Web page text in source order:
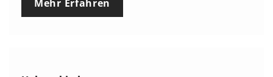
Mehr Erfahren